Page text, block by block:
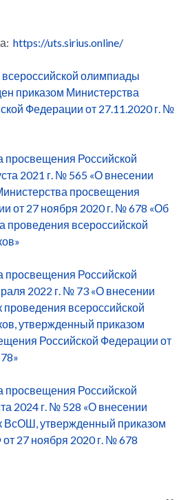
https://uts.sirius.online/
олимпиады
приказом Министерства
Федерации от 27.11.2020 г. №
просвещения Российской
2021 г. № 565 «О внесении
просвещения
от 27 ноября 2020 г. № 678 «Об
проведения всероссийской
просвещения Российской
2022 г. № 73 «О внесении
всероссийской
утвержденный приказом
Российской Федерации от
просвещения Российской
2024 г. № 528 «О внесении
ВсОШ, утвержденный приказом
27 ноября 2020 г. № 678